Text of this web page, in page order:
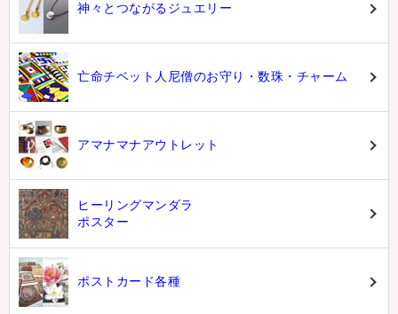
神々とつながるジュエリー
亡命チベット人尼僧のお守り・数珠・チャーム
アマナマナアウトレット
ヒーリングマンダラ
ポスター
ポストカード各種